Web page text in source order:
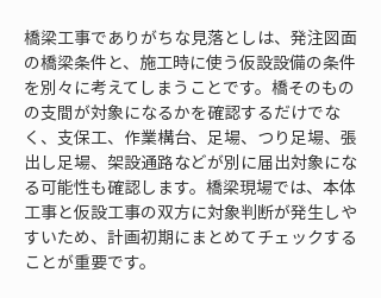
橋梁工事でありがちな見落としは、発注図面
の橋梁条件と、施工時に使う仮設設備の条件
を別々に考えてしまうことです。橋そのもの
の支間が対象になるかを確認するだけでな
く、支保工、作業構台、足場、つり足場、張
出し足場、架設通路などが別に届出対象にな
る可能性も確認します。橋梁現場では、本体
工事と仮設工事の双方に対象判断が発生しや
すいため、計画初期にまとめてチェックする
ことが重要です。